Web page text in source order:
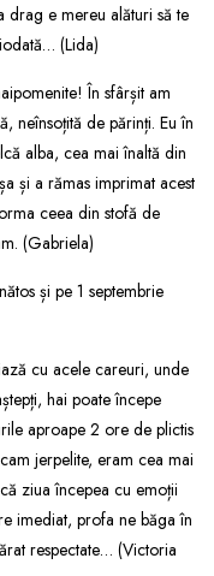
drag e mereu alături să te
(Lida)
În sfârșit am
neînsoțită de părinți. Eu în
alba, cea mai înaltă din
și a rămas imprimat acest
ceea din stofă de
(Gabriela)
și pe 1 septembrie
cu acele careuri, unde
hai poate începe
aproape 2 ore de plictis
jerpelite, eram cea mai
ziua începea cu emoții
imediat, profa ne băga în
respectate… (Victoria